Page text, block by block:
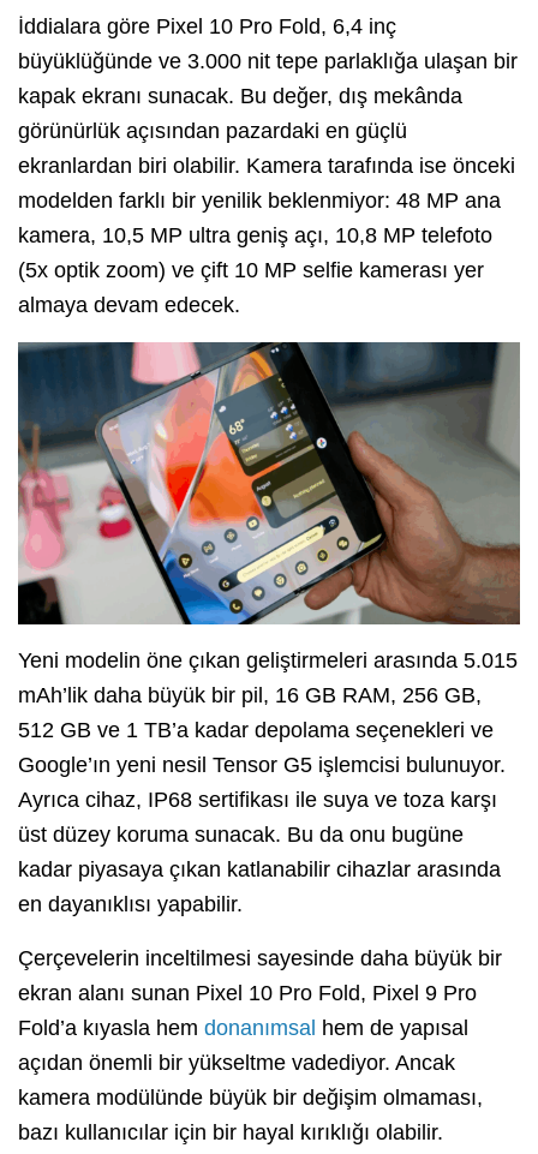
İddialara göre Pixel 10 Pro Fold, 6,4 inç
büyüklüğünde ve 3.000 nit tepe parlaklığa ulaşan bir
kapak ekranı sunacak. Bu değer, dış mekânda
görünürlük açısından pazardaki en güçlü
ekranlardan biri olabilir. Kamera tarafında ise önceki
modelden farklı bir yenilik beklenmiyor: 48 MP ana
kamera, 10,5 MP ultra geniş açı, 10,8 MP telefoto
(5x optik zoom) ve çift 10 MP selfie kamerası yer
almaya devam edecek.
Yeni modelin öne çıkan geliştirmeleri arasında 5.015
mAh’lik daha büyük bir pil, 16 GB RAM, 256 GB,
512 GB ve 1 TB’a kadar depolama seçenekleri ve
Google’ın yeni nesil Tensor G5 işlemcisi bulunuyor.
Ayrıca cihaz, IP68 sertifikası ile suya ve toza karşı
üst düzey koruma sunacak. Bu da onu bugüne
kadar piyasaya çıkan katlanabilir cihazlar arasında
en dayanıklısı yapabilir.
Çerçevelerin inceltilmesi sayesinde daha büyük bir
ekran alanı sunan Pixel 10 Pro Fold, Pixel 9 Pro
Fold’a kıyasla hem donanımsal hem de yapısal
açıdan önemli bir yükseltme vadediyor. Ancak
kamera modülünde büyük bir değişim olmaması,
bazı kullanıcılar için bir hayal kırıklığı olabilir.